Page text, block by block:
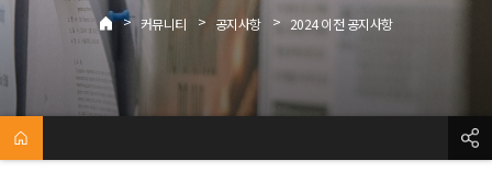
> 커뮤니티 > 공지사항 > 2024 이전 공지사항